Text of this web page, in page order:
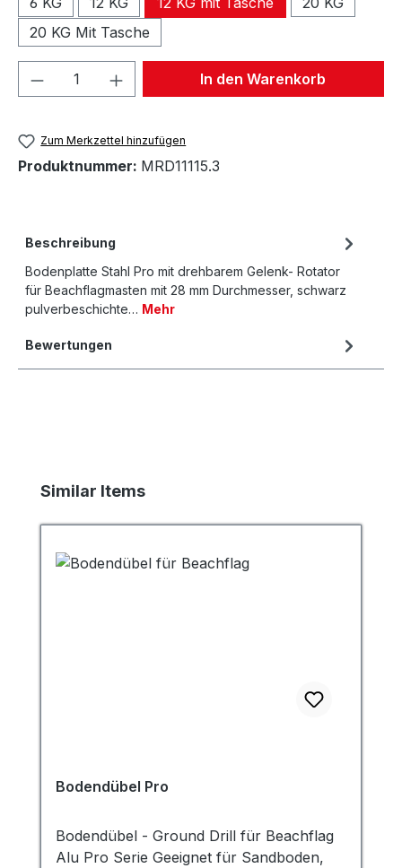
20 KG Mit Tasche
Produkt Anzahl: Gib denIn den Warenkorb
Zum Merkzettel hinzufügen
Produktnummer: MRD11115.3
Beschreibung
Bodenplatte Stahl Pro mit drehbarem Gelenk- Rotator
für Beachflagmasten mit 28 mm Durchmesser, schwarz
pulverbeschichte… Mehr
Bewertungen
Produktgalerie überspringen
Similar Items
Bodendübel Pro
Bodendübel - Ground Drill für Beachflag
Alu Pro Serie Geeignet für Sandboden,